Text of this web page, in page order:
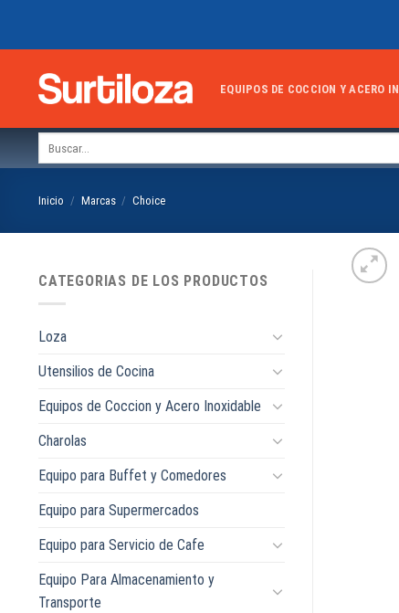
EQUIPOS DE COCCION Y ACERO
Inicio / Marcas / Choice
CATEGORIAS DE LOS PRODUCTOS
Loza
Utensilios de Cocina
Equipos de Coccion y Acero Inoxidable
Charolas
Equipo para Buffet y Comedores
Equipo para Supermercados
Equipo para Servicio de Cafe
Equipo Para Almacenamiento y
Transporte